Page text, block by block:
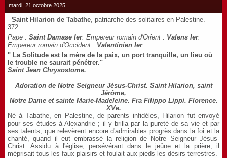
mardi, 21 octobre 2025
- Saint Hilarion de Tabathe, patriarche des solitaires en Palestine.
372.
Pape : Saint Damase Ier. Empereur romain d'Orient : Valens Ier.
Empereur romain d'Occident : Valentinien Ier.
" La Solitude est la mère de la paix, un port tranquille, un lieu où
le trouble ne saurait pénétrer."
Saint Jean Chrysostome.
Adoration de Notre Seigneur Jésus-Christ. Saint Hilarion, saint
Jérôme,
Notre Dame et sainte Marie-Madeleine. Fra Filippo Lippi. Florence.
XVe.
Né à Tabathe, en Palestine, de parents infidèles, Hilarion fut envoyé
pour ses études à Alexandrie ; il y brilla par la pureté de sa vie et par
ses talents, que relevèrent encore d'admirables progrès dans la foi et la
chanté, quand il eut embrassé la religion de Notre Seigneur Jésus-
Christ. Assidu à l'église, persévérant dans le jeûne et la prière, il
méprisait tous les faux plaisirs et foulait aux pieds les désirs terrestres.